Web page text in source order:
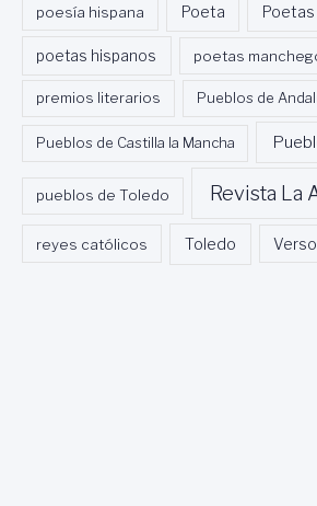
poesía hispana Poeta
poetas hispanos poetas
premios literarios Pueblos de
Pueblos de Castilla la Mancha
pueblos de Toledo Revista La
reyes católicos Toledo